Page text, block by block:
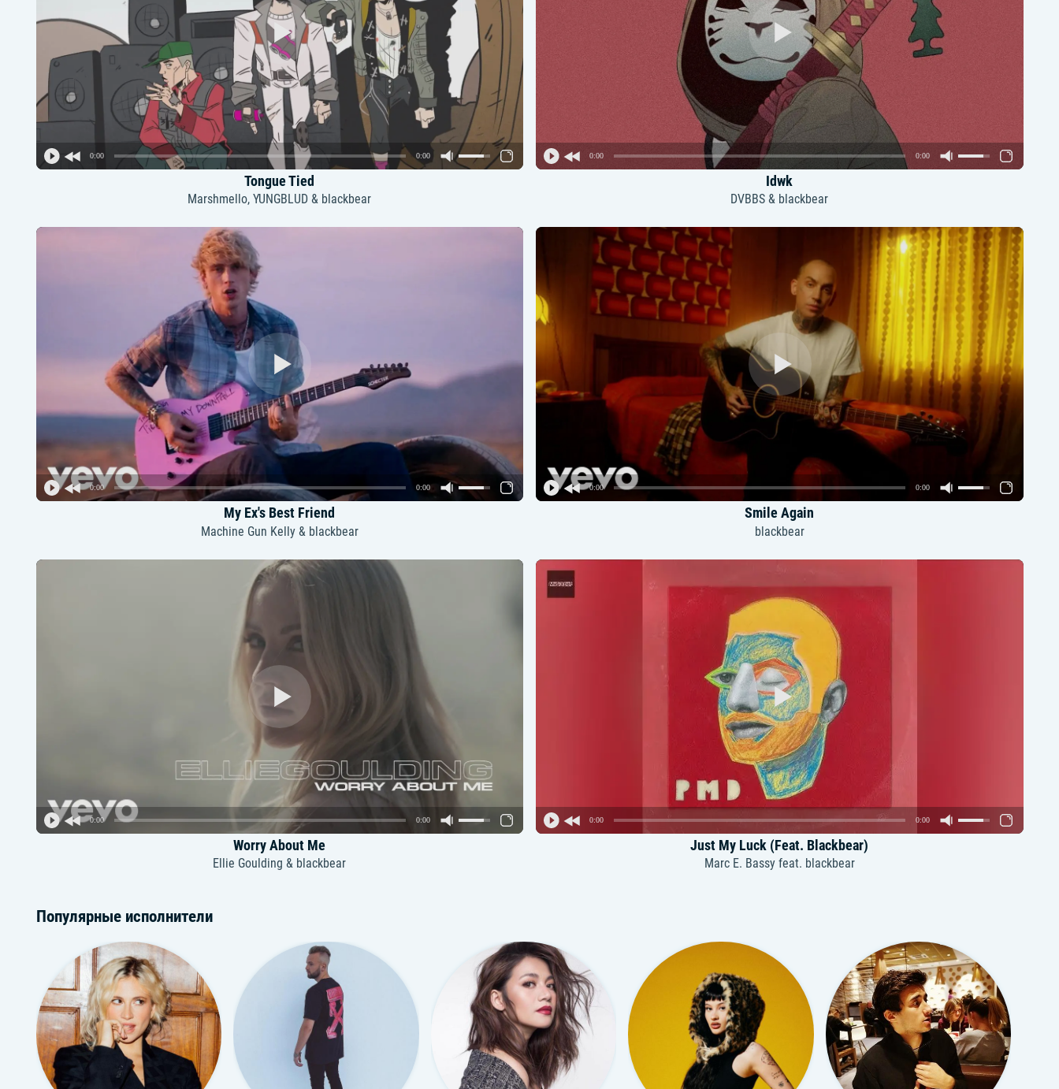
0:00 0:00
Tongue Tied
Marshmello, YUNGBLUD & blackbear
0:00 0:00
Idwk
DVBBS & blackbear
0:00 0:00
My Ex's Best Friend
Machine Gun Kelly & blackbear
0:00 0:00
Smile Again
blackbear
0:00 0:00
Worry About Me
Ellie Goulding & blackbear
0:00 0:00
Just My Luck (Feat. Blackbear)
Marc E. Bassy feat. blackbear
Популярные исполнители